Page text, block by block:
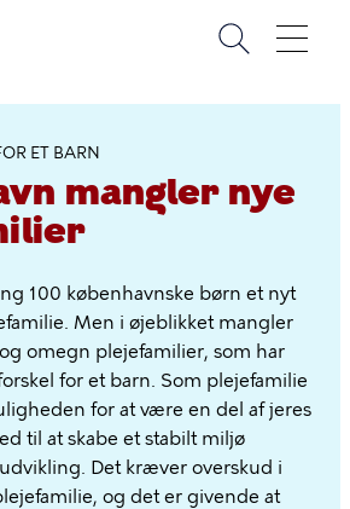
ET BARN
mangler nye
100 københavnske børn et nyt
Men i øjeblikket mangler
omegn plejefamilier, som har
for et barn. Som plejefamilie
for at være en del af jeres
til at skabe et stabilt miljø
Det kræver overskud i
og det er givende at